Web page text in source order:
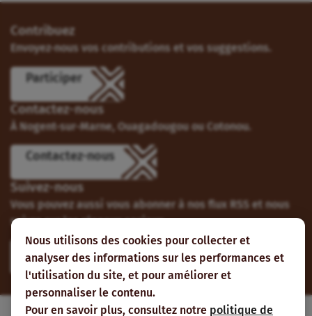
Nous utilisons des cookies pour collecter et
analyser des informations sur les performances et
l'utilisation du site, et pour améliorer et
personnaliser le contenu.
Pour en savoir plus, consultez notre politique de
Contribuez
Envoyez-nous vos contributions et vos suggestions.
Participer
Contactez-nous
À Nogent-sur-Marne, Ouagadougou ou Cotonou.
Contactez-nous
Suivez-nous
Vous pouvez aussi vous abonner à nos flux RSS et nous
suivre sur les réseaux sociaux.